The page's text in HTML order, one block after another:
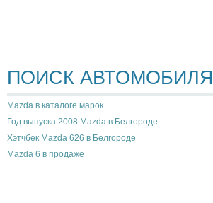
ПОИСК АВТОМОБИЛЯ
Mazda в каталоге марок
Год выпуска 2008 Mazda в Белгороде
Хэтчбек Mazda 626 в Белгороде
Mazda 6 в продаже